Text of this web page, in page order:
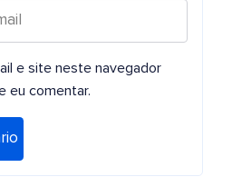
e site neste navegador
eu comentar.